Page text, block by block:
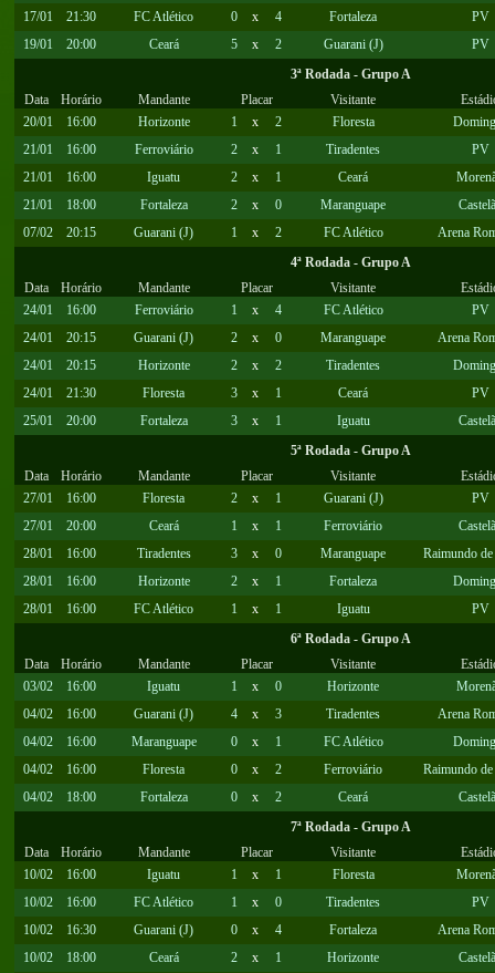
17/01
21:30 FC Atlético 0 x 4 Fortaleza
PV
19/01
20:00 Ceará 5 x 2 Guarani (J)
PV
3ª Rodada - Grupo A
Data
Horário Mandante Placar Visitante
20/01
16:00 Horizonte 1 x 2 Floresta
21/01
16:00 Ferroviário 2 x 1 Tiradentes
PV
21/01
16:00 Iguatu 2 x 1 Ceará
21/01
18:00 Fortaleza 2 x 0 Maranguape
07/02
20:15 Guarani (J) 1 x 2 FC Atlético
Arena
4ª Rodada - Grupo A
Data
Horário Mandante Placar Visitante
24/01
16:00 Ferroviário 1 x 4 FC Atlético
PV
24/01
20:15 Guarani (J) 2 x 0 Maranguape
Arena
24/01
20:15 Horizonte 2 x 2 Tiradentes
24/01
21:30 Floresta 3 x 1 Ceará
PV
25/01
20:00 Fortaleza 3 x 1 Iguatu
5ª Rodada - Grupo A
Data
Horário Mandante Placar Visitante
27/01
16:00 Floresta 2 x 1 Guarani (J)
PV
27/01
20:00 Ceará 1 x 1 Ferroviário
28/01
16:00 Tiradentes 3 x 0 Maranguape
Raimundo
28/01
16:00 Horizonte 2 x 1 Fortaleza
28/01
16:00 FC Atlético 1 x 1 Iguatu
PV
6ª Rodada - Grupo A
Data
Horário Mandante Placar Visitante
03/02
16:00 Iguatu 1 x 0 Horizonte
04/02
16:00 Guarani (J) 4 x 3 Tiradentes
Arena
04/02
16:00 Maranguape 0 x 1 FC Atlético
04/02
16:00 Floresta 0 x 2 Ferroviário
Raimundo
04/02
18:00 Fortaleza 0 x 2 Ceará
7ª Rodada - Grupo A
Data
Horário Mandante Placar Visitante
10/02
16:00 Iguatu 1 x 1 Floresta
10/02
16:00 FC Atlético 1 x 0 Tiradentes
PV
10/02
16:30 Guarani (J) 0 x 4 Fortaleza
Arena
10/02
18:00 Ceará 2 x 1 Horizonte